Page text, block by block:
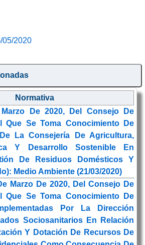
05/2020
Normativa
De 2020, Del Consejo De
Que Se Toma Conocimiento De
La Consejería De Agricultura,
Y Desarrollo Sostenible En
De Residuos Domésticos Y
Medio Ambiente (21/03/2020)
Marzo De 2020, Del Consejo De
Que Se Toma Conocimiento De
Por La Dirección
Sociosanitarios En Relación
Y Dotación De Recursos De